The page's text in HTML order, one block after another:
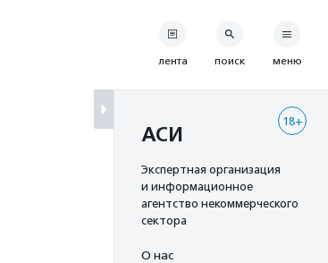
лента поиск меню
18+
АСИ
Экспертная организация
и информационное
агентство некоммерческого
сектора
О нас